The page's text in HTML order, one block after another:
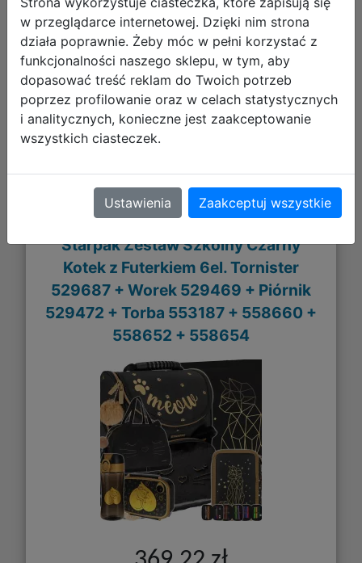
289,73 zł
DO KOSZYKA
Galeria zdjęć
Starpak Zestaw Szkolny Czarny
Kotek z Futerkiem 6el. Tornister
529687 + Worek 529469 + Piórnik
529472 + Torba 553187 + 558660 +
558652 + 558654
w przeglądarce internetowej. Dzięki nim strona
działa poprawnie. Żeby móc w pełni korzystać z
funkcjonalności naszego sklepu, w tym, aby
dopasować treść reklam do Twoich potrzeb
poprzez profilowanie oraz w celach statystycznych
i analitycznych, konieczne jest zaakceptowanie
wszystkich ciasteczek.
Ustawienia Zaakceptuj wszystkie